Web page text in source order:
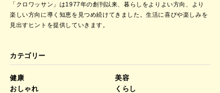
「クロワッサン」は1977年の創刊以来、暮らしをよりよい方向、より
楽しい方向に導く知恵を見つめ続けてきました。生活に喜びや楽しみを
見出すヒントを提供していきます。
カテゴリー
健康
美容
おしゃれ
くらし